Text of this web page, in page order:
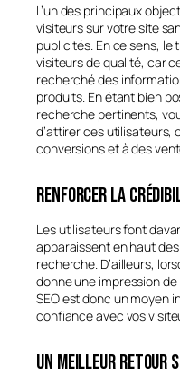
L’un des principaux
visiteurs sur votre site
publicités. En ce sens,
visiteurs de qualité, car
recherché des
produits. En étant bien
recherche pertinents,
d’attirer ces utilisateurs,
conversions et à des
Renforcer la
Les utilisateurs font
apparaissent en haut
recherche. D’ailleurs,
donne une impression
SEO est donc un moyen
confiance avec vos
Un meilleur retour